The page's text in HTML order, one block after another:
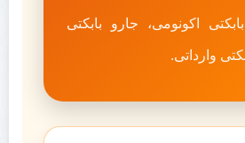
اکونومی، جارو بابکتی
وارداتی.